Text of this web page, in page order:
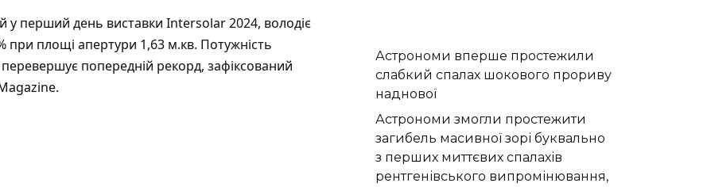
перший день виставки Intersolar 2024, володіє
при площі апертури 1,63 м.кв. Потужність
попередній рекорд, зафіксований
мозку
людини
цукрами
в
раціоні
Астрономи вперше простежили
слабкий спалах шокового прориву
наднової
Астрономи змогли простежити
загибель масивної зорі буквально
з перших миттєвих спалахів
рентгенівського випромінювання,